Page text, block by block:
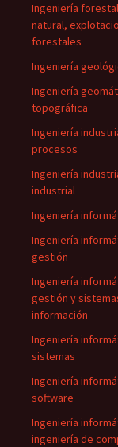
Ingeniería
natural,
forestales
Ingeniería
Ingeniería
topográfica
Ingeniería
procesos
Ingeniería
industrial
Ingeniería
Ingeniería
gestión
Ingeniería
gestión y
información
Ingeniería
sistemas
Ingeniería
software
Ingeniería
ingeniería de